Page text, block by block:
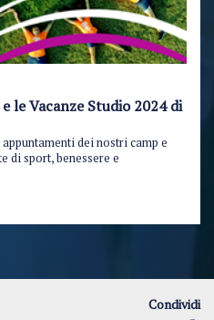
le Vacanze Studio 2024 di
dei nostri camp e
di sport, benessere e
Condividi